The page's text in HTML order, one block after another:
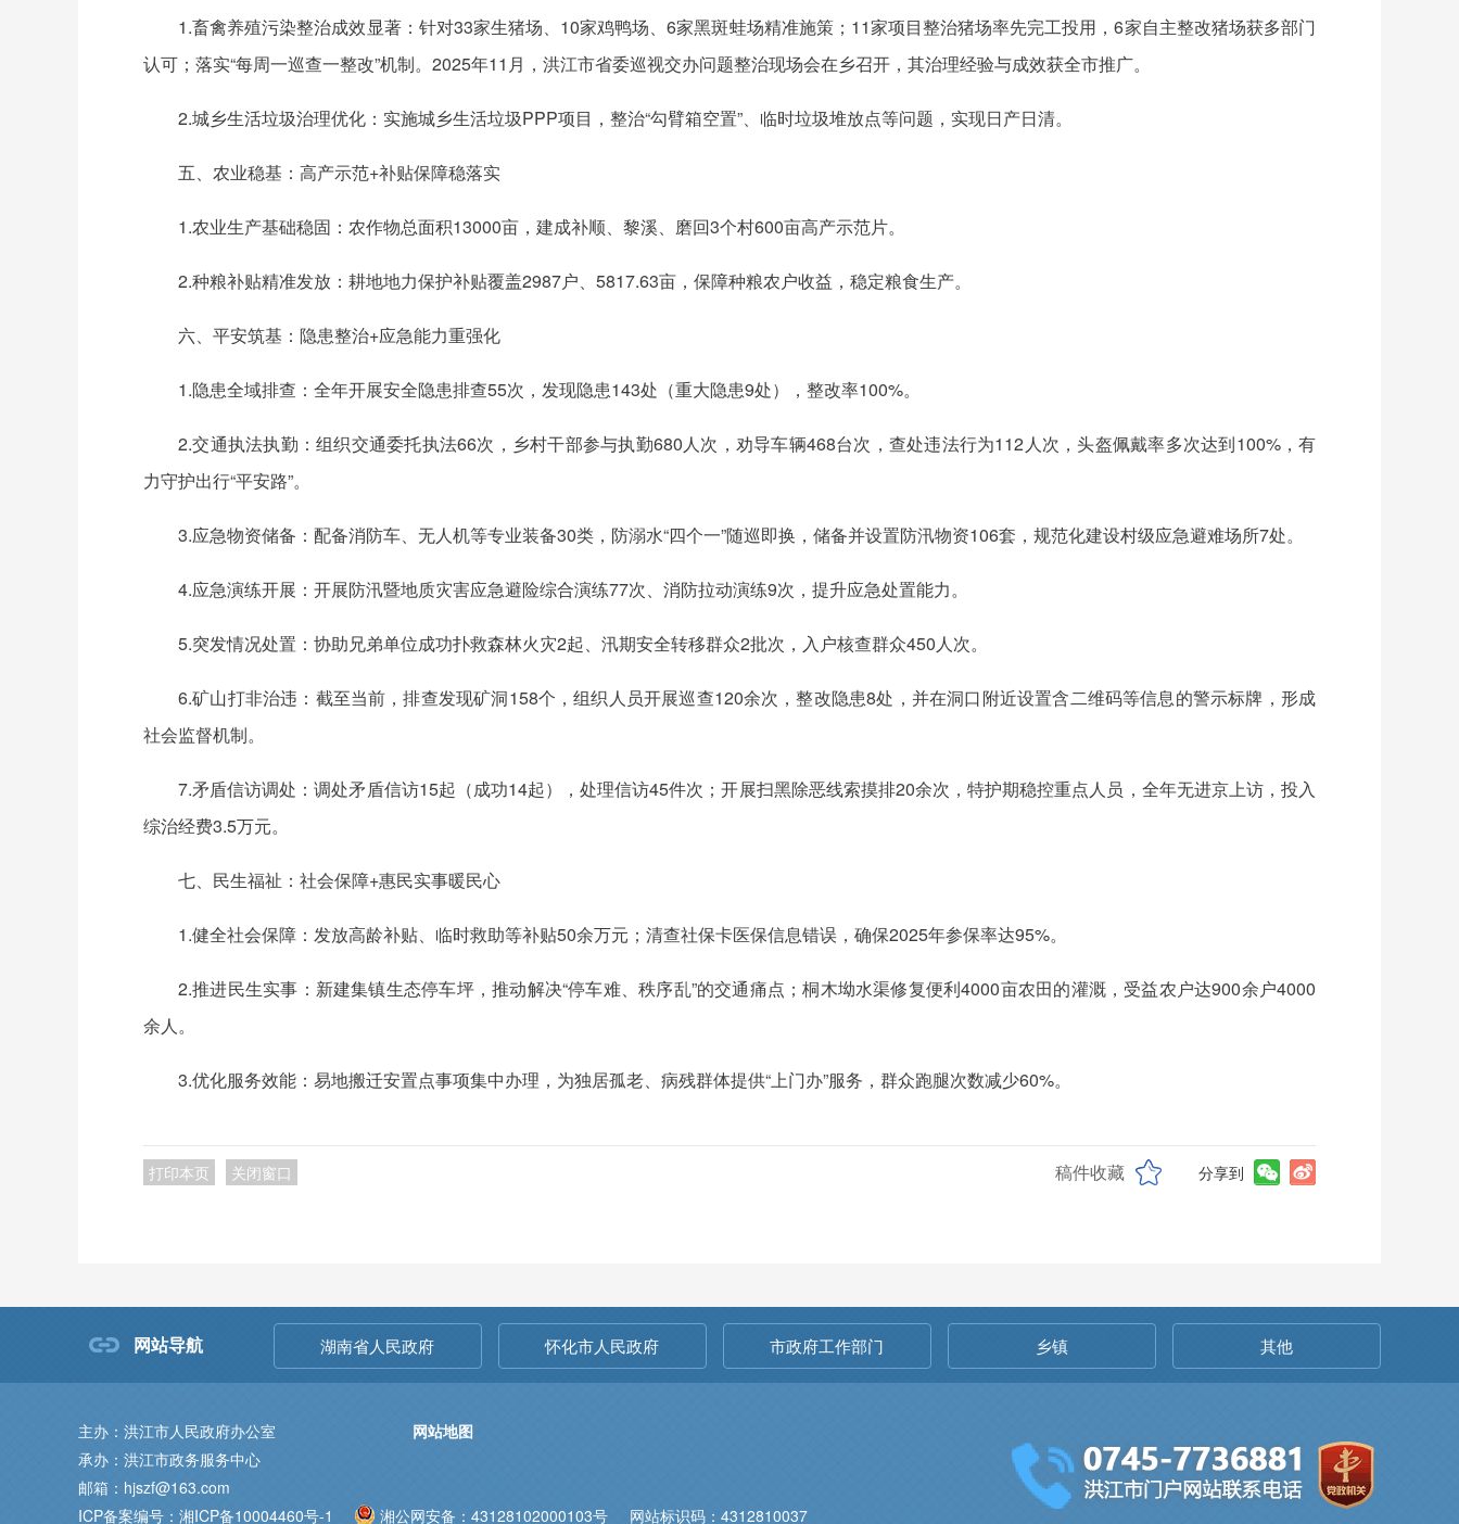
1.畜禽养殖污染整治成效显著：针对33家生猪场、10家鸡鸭场、6家黑斑蛙场精准施策；11家项目整治猪场率先完工投用，6家自主整改猪场获多部门
认可；落实“每周一巡查一整改”机制。2025年11月，洪江市省委巡视交办问题整治现场会在乡召开，其治理经验与成效获全市推广。
2.城乡生活垃圾治理优化：实施城乡生活垃圾PPP项目，整治“勾臂箱空置”、临时垃圾堆放点等问题，实现日产日清。
五、农业稳基：高产示范+补贴保障稳落实
1.农业生产基础稳固：农作物总面积13000亩，建成补顺、黎溪、磨回3个村600亩高产示范片。
2.种粮补贴精准发放：耕地地力保护补贴覆盖2987户、5817.63亩，保障种粮农户收益，稳定粮食生产。
六、平安筑基：隐患整治+应急能力重强化
1.隐患全域排查：全年开展安全隐患排查55次，发现隐患143处（重大隐患9处），整改率100%。
2.交通执法执勤：组织交通委托执法66次，乡村干部参与执勤680人次，劝导车辆468台次，查处违法行为112人次，头盔佩戴率多次达到100%，有
力守护出行“平安路”。
3.应急物资储备：配备消防车、无人机等专业装备30类，防溺水“四个一”随巡即换，储备并设置防汛物资106套，规范化建设村级应急避难场所7处。
4.应急演练开展：开展防汛暨地质灾害应急避险综合演练77次、消防拉动演练9次，提升应急处置能力。
5.突发情况处置：协助兄弟单位成功扑救森林火灾2起、汛期安全转移群众2批次，入户核查群众450人次。
6.矿山打非治违：截至当前，排查发现矿洞158个，组织人员开展巡查120余次，整改隐患8处，并在洞口附近设置含二维码等信息的警示标牌，形成
社会监督机制。
7.矛盾信访调处：调处矛盾信访15起（成功14起），处理信访45件次；开展扫黑除恶线索摸排20余次，特护期稳控重点人员，全年无进京上访，投入
综治经费3.5万元。
七、民生福祉：社会保障+惠民实事暖民心
1.健全社会保障：发放高龄补贴、临时救助等补贴50余万元；清查社保卡医保信息错误，确保2025年参保率达95%。
2.推进民生实事：新建集镇生态停车坪，推动解决“停车难、秩序乱”的交通痛点；桐木坳水渠修复便利4000亩农田的灌溉，受益农户达900余户4000
余人。
3.优化服务效能：易地搬迁安置点事项集中办理，为独居孤老、病残群体提供“上门办”服务，群众跑腿次数减少60%。
打印本页 关闭窗口 稿件收藏 分享到
网站导航 湖南省人民政府 怀化市人民政府 市政府工作部门 乡镇 其他
主办：洪江市人民政府办公室
承办：洪江市政务服务中心
邮箱：hjszf@163.com
ICP备案编号：湘ICP备10004460号-1
湘公网安备：43128102000103号 网站标识码：4312810037
网站地图